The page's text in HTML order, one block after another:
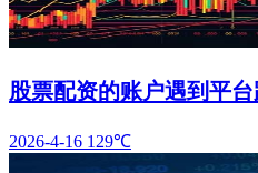
股票配资的账户遇到平
2026-4-16 129℃